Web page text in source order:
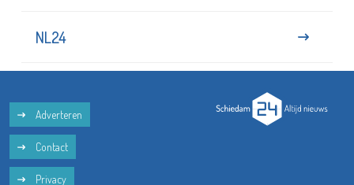
NL24
Adverteren
Contact
Privacy